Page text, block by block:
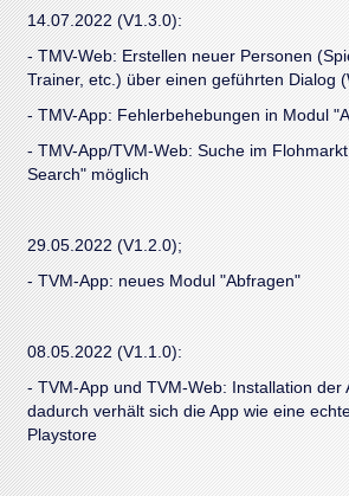
14.07.2022 (V1.3.0):
- TMV-Web: Erstellen neuer Personen
Trainer, etc.) über einen geführten Dialog
- TMV-App: Fehlerbehebungen in Modul
- TMV-App/TVM-Web: Suche im
Search" möglich
29.05.2022 (V1.2.0);
- TVM-App: neues Modul "Abfragen"
08.05.2022 (V1.1.0):
- TVM-App und TVM-Web: Installation der
dadurch verhält sich die App wie eine
Playstore